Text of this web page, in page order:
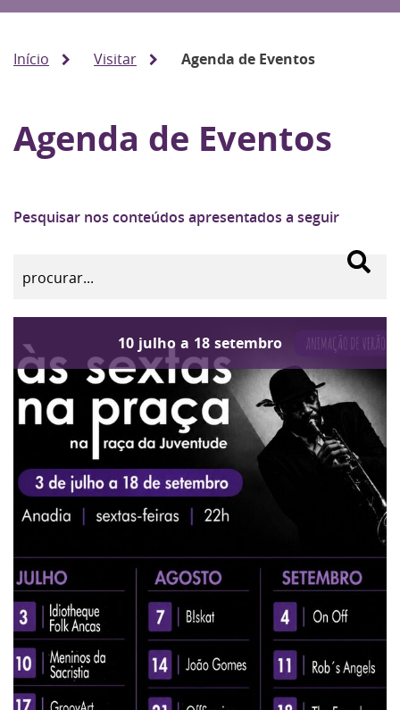
Início Visitar Agenda de Eventos
Agenda de Eventos
Pesquisar nos conteúdos apresentados a seguir
10 julho a 18 setembro